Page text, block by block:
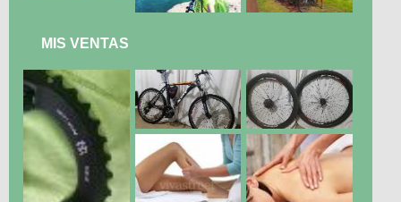
MIS VENTAS